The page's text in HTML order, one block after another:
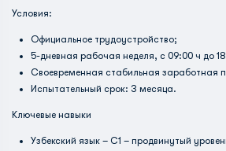
Условия:
Официальное трудоустройство;
5-дневная рабочая неделя, с 09:00 ч до
Своевременная стабильная заработная
Испытательный срок: 3 месяца.
Ключевые навыки
Узбекский язык – C1 – продвинутый